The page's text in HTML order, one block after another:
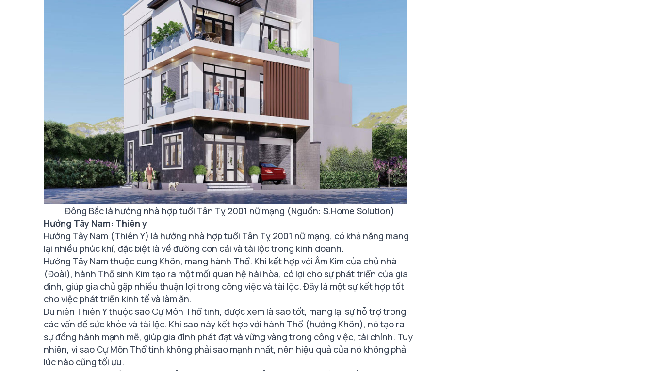
Đông Bắc là hướng nhà hợp tuổi Tân Tỵ 2001 nữ mạng (Nguồn: S.Home Solution)
Hướng Tây Nam: Thiên y
Hướng Tây Nam (Thiên Y) là hướng nhà hợp tuổi Tân Tỵ 2001 nữ mạng, có khả năng mang
lại nhiều phúc khí, đặc biệt là về đường con cái và tài lộc trong kinh doanh.
Hướng Tây Nam thuộc cung Khôn, mang hành Thổ. Khi kết hợp với Âm Kim của chủ nhà
(Đoài), hành Thổ sinh Kim tạo ra một mối quan hệ hài hòa, có lợi cho sự phát triển của gia
đình, giúp gia chủ gặp nhiều thuận lợi trong công việc và tài lộc. Đây là một sự kết hợp tốt
cho việc phát triển kinh tế và làm ăn.
Du niên Thiên Y thuộc sao Cự Môn Thổ tinh, được xem là sao tốt, mang lại sự hỗ trợ trong
các vấn đề sức khỏe và tài lộc. Khi sao này kết hợp với hành Thổ (hướng Khôn), nó tạo ra
sự đồng hành mạnh mẽ, giúp gia đình phát đạt và vững vàng trong công việc, tài chính. Tuy
nhiên, vì sao Cự Môn Thổ tinh không phải sao mạnh nhất, nên hiệu quả của nó không phải
lúc nào cũng tối ưu.